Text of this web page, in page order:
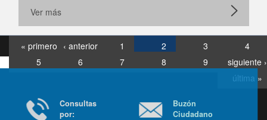
Ver más
« primero ‹ anterior 1 2 3
4
5
6 7 8 9
siguiente ›
última »
Consultas
por:
Buzón
Ciudadano